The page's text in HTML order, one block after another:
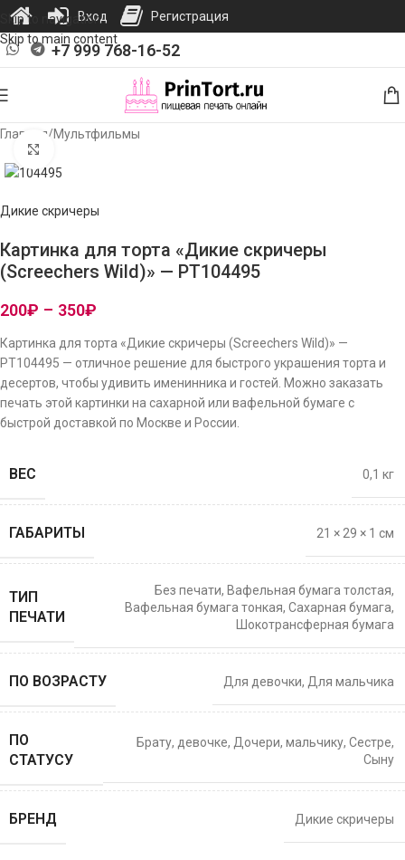
Skip to navigation
Skip to main content
+7 999 768-16-52
Главная/Мультфильмы
Дикие скричеры
Картинка для торта «Дикие скричеры
(Screechers Wild)» — PT104495
200₽ – 350₽
Картинка для торта «Дикие скричеры (Screechers Wild)» —
PT104495 — отличное решение для быстрого украшения торта и
десертов, чтобы удивить именинника и гостей. Можно заказать
печать этой картинки на сахарной или вафельной бумаге с
быстрой доставкой по Москве и России.
ВЕС 0,1 кг
ГАБАРИТЫ 21 × 29 × 1 см
ТИП
ПЕЧАТИ
Без печати, Вафельная бумага толстая,
Вафельная бумага тонкая, Сахарная бумага,
Шокотрансферная бумага
ПО ВОЗРАСТУ Для девочки, Для мальчика
ПО
СТАТУСУ
Брату, девочке, Дочери, мальчику, Сестре,
Сыну
БРЕНД Дикие скричеры
Вход Регистрация